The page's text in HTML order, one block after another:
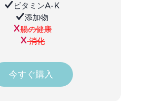
ビタミンA-K
添加物
腸の健康
消化
今すぐ購入